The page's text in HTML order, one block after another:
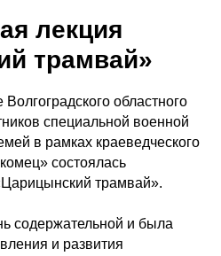
лекция
трамвай»
областного
специальной военной
в рамках краеведческого
состоялась
трамвай».
содержательной и была
и развития